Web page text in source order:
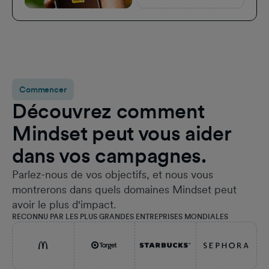
Commencer
Découvrez comment
Mindset peut vous aider
dans vos campagnes.
Parlez-nous de vos objectifs, et nous vous
montrerons dans quels domaines Mindset peut
avoir le plus d'impact.
RECONNU PAR LES PLUS GRANDES ENTREPRISES MONDIALES